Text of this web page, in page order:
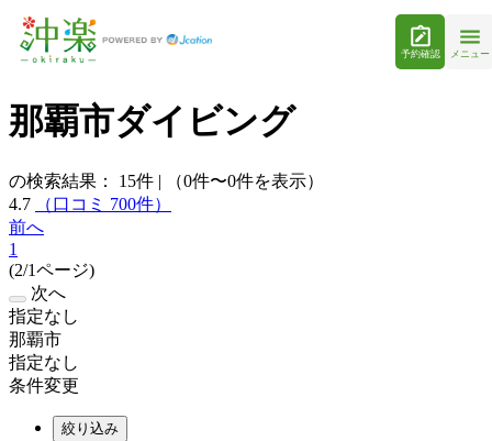
予約確認 メニュー
那覇市ダイビング
の検索結果： 15件 |
（0件〜0件を表示）
4.7
（口コミ 700件）
前へ
1
(2/1ページ)
次へ
指定なし
那覇市
指定なし
条件変更
絞り込み